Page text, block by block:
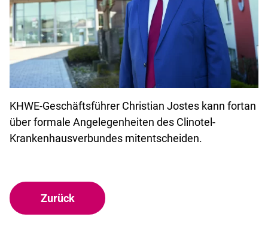
KHWE-Geschäftsführer Christian Jostes kann fortan
über formale Angelegenheiten des Clinotel-
Krankenhausverbundes mitentscheiden.
Zurück